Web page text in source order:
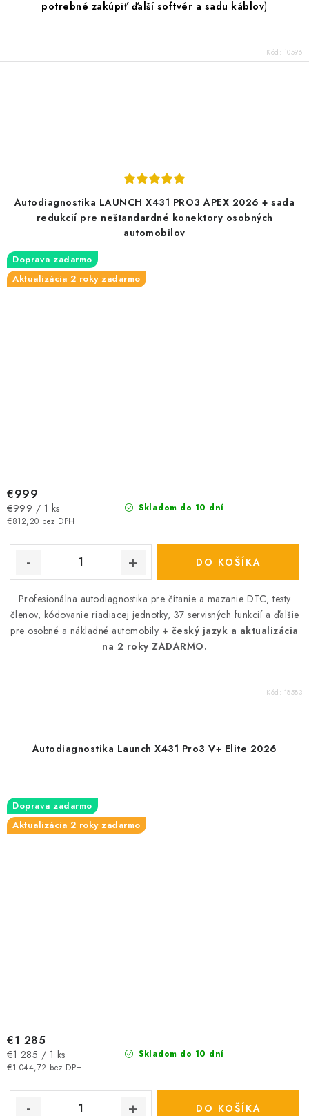
potrebné zakúpiť ďalší softvér a sadu káblov)
Kód: 10596
Autodiagnostika LAUNCH X431 PRO3 APEX 2026 + sada
redukcií pre neštandardné konektory osobných
automobilov
Doprava zadarmo
Aktualizácia 2 roky zadarmo
Skladom do 10 dní
€812,20 bez DPH
€999
Jednotková
cena:
€999 / 1 ks
DO KOŠÍKA
Profesionálna autodiagnostika pre čítanie a mazanie DTC, testy
členov, kódovanie riadiacej jednotky, 37 servisných funkcií a ďalšie
pre osobné a nákladné automobily + český jazyk a aktualizácia
na 2 roky ZADARMO.
Kód: 18583
Autodiagnostika Launch X431 Pro3 V+ Elite 2026
Doprava zadarmo
Aktualizácia 2 roky zadarmo
Skladom do 10 dní
€1 044,72 bez DPH
€1 285
Jednotková
cena:
€1 285 / 1 ks
DO KOŠÍKA